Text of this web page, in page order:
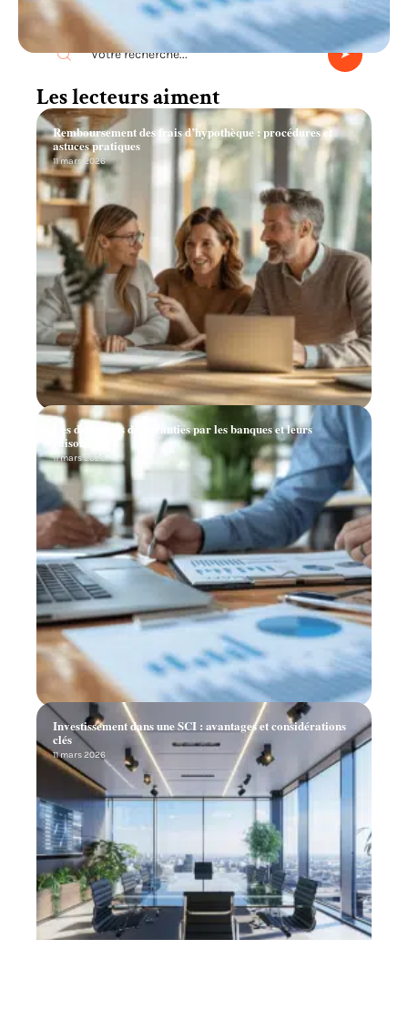
Recherche
Les lecteurs aiment
Remboursement des frais d’hypothèque : procédures et
astuces pratiques
11 mars 2026
Les demandes de garanties par les banques et leurs
raisons
11 mars 2026
Investissement dans une SCI : avantages et considérations
clés
11 mars 2026